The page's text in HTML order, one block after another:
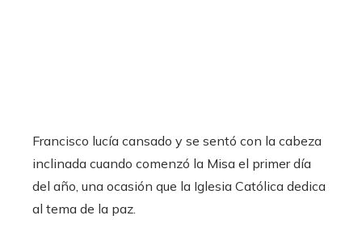
Francisco lucía cansado y se sentó con la cabeza
inclinada cuando comenzó la Misa el primer día
del año, una ocasión que la Iglesia Católica dedica
al tema de la paz.